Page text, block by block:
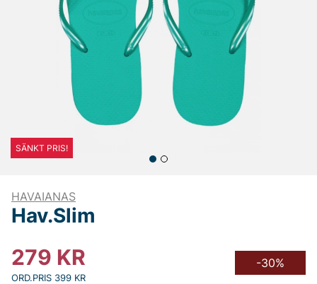
SÄNKT PRIS!
HAVAIANAS
Hav.Slim
279 KR
ORD.PRIS 399 KR
-30%